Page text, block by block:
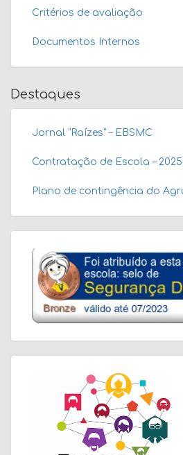
Critérios de avaliação
Documentos Internos
Destaques
Jornal “Raízes” – EBSMC
Contratação de Escola –
Plano de contingência do